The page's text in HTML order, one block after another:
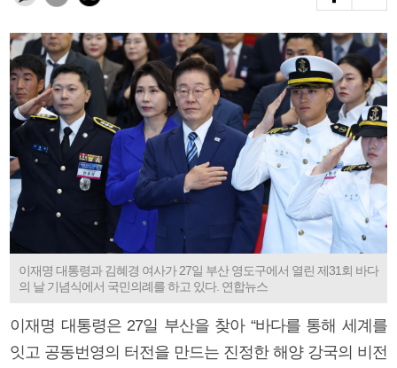
이재명 대통령과 김혜경 여사가 27일 부산 영도구에서 열린 제31회 바다
의 날 기념식에서 국민의례를 하고 있다. 연합뉴스
이재명 대통령은 27일 부산을 찾아 “바다를 통해 세계를
잇고 공동번영의 터전을 만드는 진정한 해양 강국의 비전